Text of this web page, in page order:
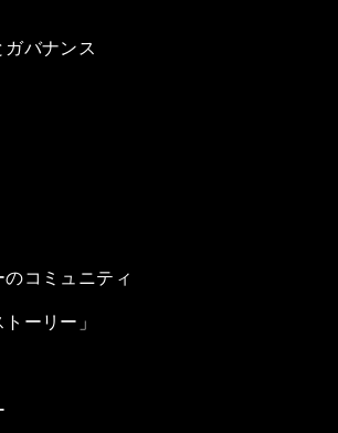
ガバナンス
コミュニティ
ーリー」